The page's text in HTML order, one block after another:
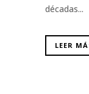
décadas...
LEER